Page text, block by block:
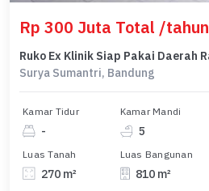
Rp 300 Juta Total /tahun
Surya Sumantri, Bandung
Kamar Tidur
-
Kamar Mandi
5
Luas Tanah
270 m²
Luas Bangunan
810 m²